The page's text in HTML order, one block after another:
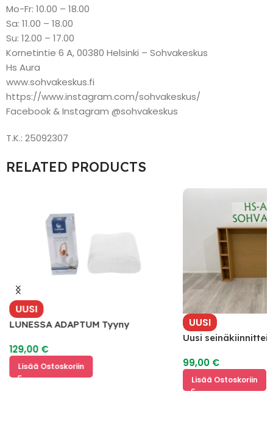
Mo-Fr: 10.00 – 18.00
Sa: 11.00 – 18.00
Su: 12.00 – 17.00
Kornetintie 6 A, 00380 Helsinki – Sohvakeskus
Hs Aura
www.sohvakeskus.fi
https://www.instagram.com/sohvakeskus/
Facebook & Instagram @sohvakeskus
T.K.: 25092307
RELATED PRODUCTS
UUSI
LUNESSA ADAPTUM Tyyny
129,00 €
Lisää Ostoskoriin
UUSI
Uusi
99,00 €
Lisää Ostoskoriin